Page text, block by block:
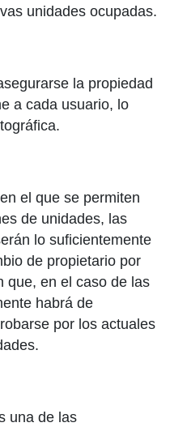
unidades ocupadas.
la propiedad
a cada usuario, lo
el que se permiten
de unidades, las
lo suficientemente
de propietario por
que, en el caso de las
habrá de
por los actuales
una de las